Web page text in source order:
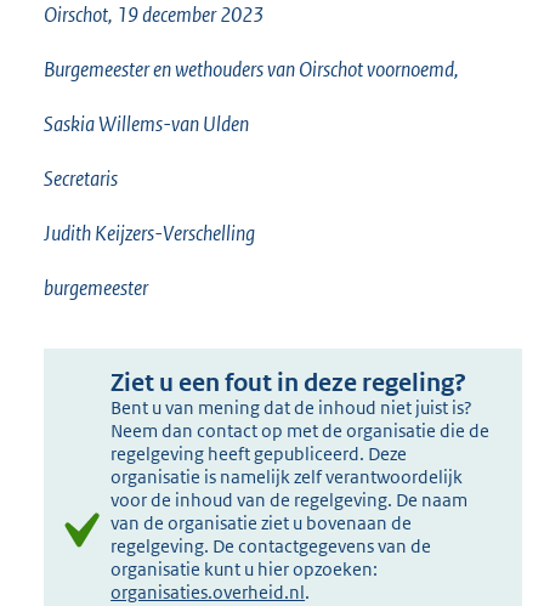
Oirschot, 19 december 2023
Burgemeester en wethouders van Oirschot voornoemd,
Saskia Willems-van Ulden
Secretaris
Judith Keijzers-Verschelling
burgemeester
Ziet u een fout in deze regeling?
Bent u van mening dat de inhoud niet juist is?
Neem dan contact op met de organisatie die de
regelgeving heeft gepubliceerd. Deze
organisatie is namelijk zelf verantwoordelijk
voor de inhoud van de regelgeving. De naam
van de organisatie ziet u bovenaan de
regelgeving. De contactgegevens van de
organisatie kunt u hier opzoeken:
organisaties.overheid.nl.